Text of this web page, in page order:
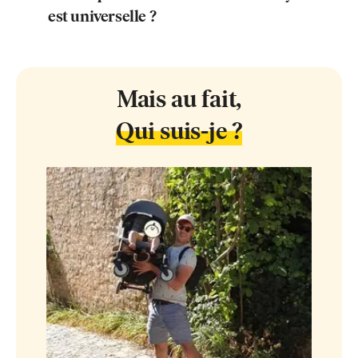
est universelle ?
Mais au fait,
Qui suis-je ?